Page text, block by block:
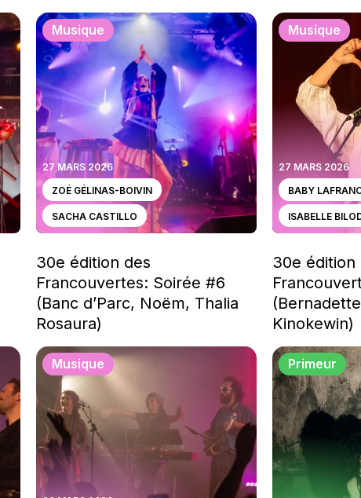
Musique
27 MARS 2026
ZOÉ GÉLINAS-BOIVIN
SACHA CASTILLO
30e édition des
Francouvertes: Soirée #6
(Banc d’Parc, Noëm, Thalia
Rosaura)
Musique
27 MARS 2026
BABY
ISABELLE
30e édition
Kinokewin)
Musique Primeur